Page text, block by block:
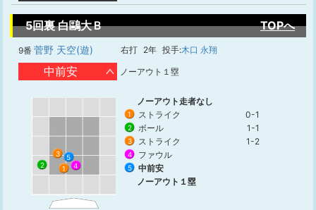
5回裏 白鷗大Ｂ TOPへ
9番 菅野 天空(遊) 右打 2年 投手:木口 永翔
中前安 ノーアウト１塁
1
2
3
4
5
ノーアウト走者なし
1 ストライク 0-1
2 ボール 1-1
3 ストライク 1-2
4 ファウル
5
中前安
ノーアウト１塁